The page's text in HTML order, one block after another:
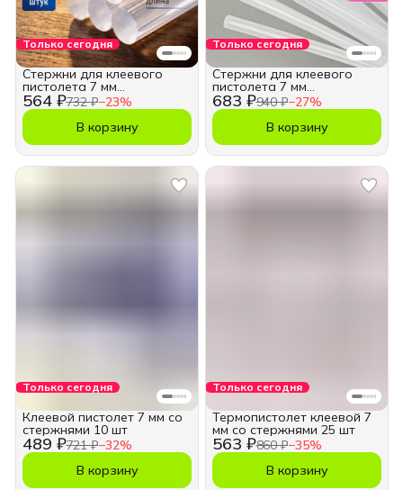
Только сегодня
564 ₽732 ₽−23%
Стержни для клеевого
пистолета 7 мм
прозрачные 50 шт
В корзину
Только сегодня
683 ₽940 ₽−27%
Стержни для клеевого
пистолета 7 мм
прозрачные 100 шт
В корзину
Только сегодня
489 ₽721 ₽−32%
Клеевой пистолет 7 мм со
стержнями 10 шт
В корзину
Только сегодня
563 ₽860 ₽−35%
Термопистолет клеевой 7
мм со стержнями 25 шт
В корзину